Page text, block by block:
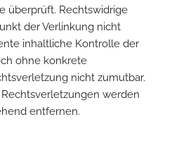
überprüft. Rechtswidrige
der Verlinkung nicht
inhaltliche Kontrolle der
ohne konkrete
nicht zumutbar.
werden
entfernen.